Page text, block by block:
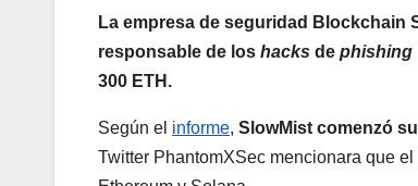
La empresa de seguridad Blockchain
responsable de los hacks de phishing
300 ETH.
Según el informe, SlowMist comenzó
Twitter PhantomXSec mencionara que